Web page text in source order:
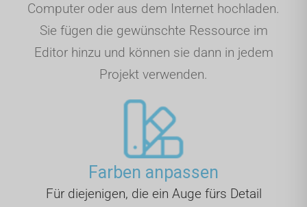
Computer oder aus dem Internet hochladen.
Sie fügen die gewünschte Ressource im
Editor hinzu und können sie dann in jedem
Projekt verwenden.
Farben anpassen
Für diejenigen, die ein Auge fürs Detail